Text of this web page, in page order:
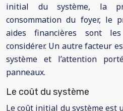
initial du système, la
consommation du foyer, le
aides financières sont
considérer. Un autre facteur
système et l’attention
panneaux.
Le coût du système
Le coût initial du système est